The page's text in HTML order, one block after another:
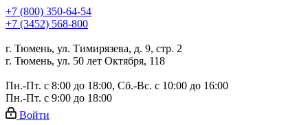
+7 (800) 350-64-54
+7 (3452) 568-800
г. Тюмень, ул. Тимирязева, д. 9, стр. 2
г. Тюмень, ул. 50 лет Октября, 118
Пн.-Пт. с 8:00 до 18:00, Сб.-Вс. с 10:00 до 16:00
Пн.-Пт. с 9:00 до 18:00
Войти